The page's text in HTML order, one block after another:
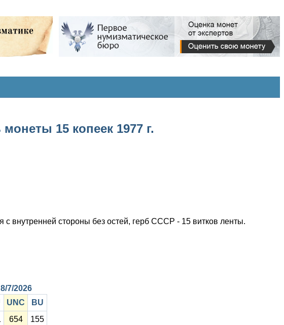
15 копеек 1977 г.
с внутренней стороны без остей, герб СССР - 15 витков ленты.
8/7/2026
UNC
BU
654
155